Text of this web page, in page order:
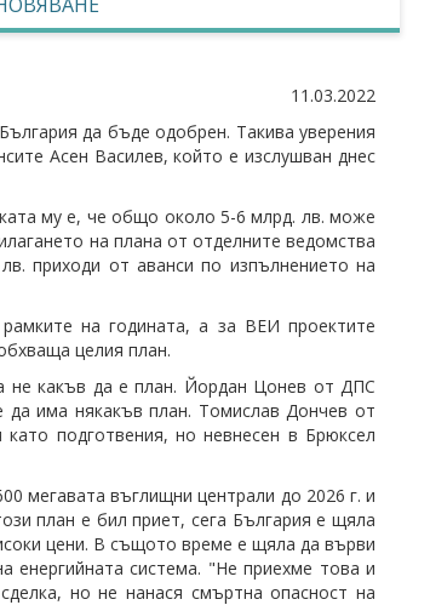
11.03.2022
да бъде одобрен. Такива уверения
Асен Василев, който е изслушван днес
му е, че общо около 5-6 млрд. лв. може
на плана от отделните ведомства
приходи от аванси по изпълнението на
на годината, а за ВЕИ проектите
целия план.
не какъв да е план. Йордан Цонев от ДПС
има някакъв план. Томислав Дончев от
подготвения, но невнесен в Брюксел
мегавата въглищни централи до 2026 г. и
план е бил приет, сега България е щяла
цени. В същото време е щяла да върви
енергийната система. "Не приехме това и
но не нанася смъртна опасност на